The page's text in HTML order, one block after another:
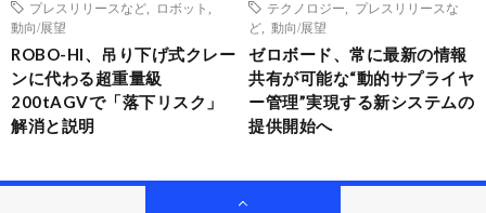
プレスリリースなど
ロボット
動向/展望
ROBO-HI、吊り下げ式クレー
ンに代わる超重量級
200tAGVで「落下リスク」
解消と説明
テクノロジー
プレスリリースな
ど
動向/展望
ゼロボード、常に最新の情報
共有が可能な“動的サプライヤ
ー管理”実現する新システムの
提供開始へ